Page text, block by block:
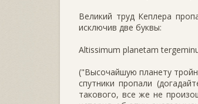
Великий труд Кеплера
исключив две буквы:
Altissimum planetam
("Высочайшую планету
спутники пропали
такового, все же не